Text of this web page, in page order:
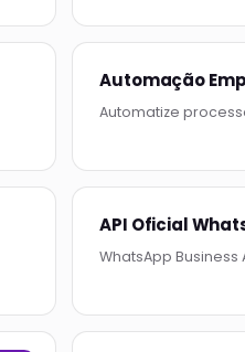
Automação
Automatize
API Oficial
WhatsApp Business